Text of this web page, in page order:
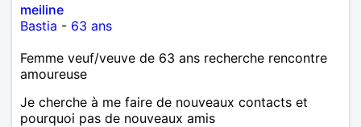
meiline
Bastia - 63 ans
Femme veuf/veuve de 63 ans recherche rencontre
amoureuse
Je cherche à me faire de nouveaux contacts et
pourquoi pas de nouveaux amis